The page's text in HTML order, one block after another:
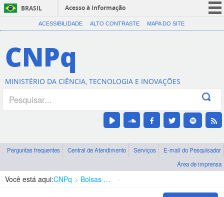
BRASIL
Acesso à informação
CORONAVÍRUS (COVID-19)
Canais
ACESSIBILIDADE ALTO CONTRASTE MAPA DO SITE
CNPq
MINISTÉRIO DA CIÊNCIA, TECNOLOGIA E INOVAÇÕES
Perguntas frequentes Central de Atendimento Serviços
E-mail do Pesquisador
Área de imprensa
Você está aqui:CNPq Bolsas e Auxílios Vigentes